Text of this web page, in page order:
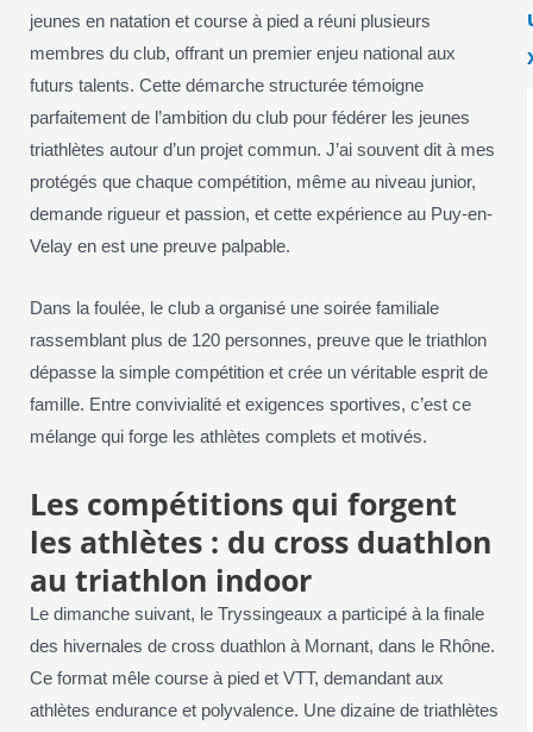
jeunes en natation et course à pied a réuni plusieurs
membres du club, offrant un premier enjeu national aux
futurs talents. Cette démarche structurée témoigne
parfaitement de l’ambition du club pour fédérer les jeunes
triathlètes autour d’un projet commun. J’ai souvent dit à mes
protégés que chaque compétition, même au niveau junior,
demande rigueur et passion, et cette expérience au Puy-en-
Velay en est une preuve palpable.
Dans la foulée, le club a organisé une soirée familiale
rassemblant plus de 120 personnes, preuve que le triathlon
dépasse la simple compétition et crée un véritable esprit de
famille. Entre convivialité et exigences sportives, c’est ce
mélange qui forge les athlètes complets et motivés.
Les compétitions qui forgent
les athlètes : du cross duathlon
au triathlon indoor
Le dimanche suivant, le Tryssingeaux a participé à la finale
des hivernales de cross duathlon à Mornant, dans le Rhône.
Ce format mêle course à pied et VTT, demandant aux
athlètes endurance et polyvalence. Une dizaine de triathlètes